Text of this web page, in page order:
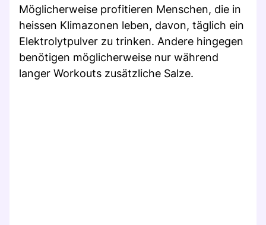
Möglicherweise profitieren Menschen, die in
heissen Klimazonen leben, davon, täglich ein
Elektrolytpulver zu trinken. Andere hingegen
benötigen möglicherweise nur während
langer Workouts zusätzliche Salze.